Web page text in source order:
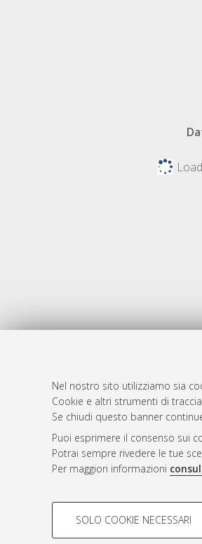
Nel nostro sito utilizziamo sia
Cookie e altri strumenti di
Se chiudi questo banner
Puoi esprimere il consenso sui
Potrai sempre rivedere le tue
Per maggiori informazioni
COOKIE DI
SOLO COOKIE NECESSARI
Atom
Rss 1.0
Rss 2.0